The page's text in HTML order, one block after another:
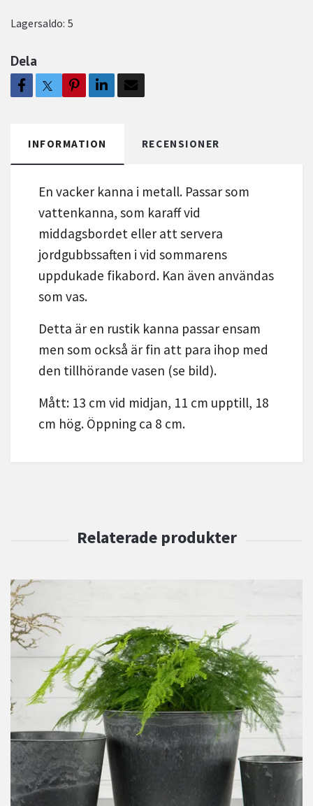
Lagersaldo: 5
Dela
INFORMATION RECENSIONER
En vacker kanna i metall. Passar som
vattenkanna, som karaff vid
middagsbordet eller att servera
jordgubbssaften i vid sommarens
uppdukade fikabord. Kan även användas
som vas.
Detta är en rustik kanna passar ensam
men som också är fin att para ihop med
den tillhörande vasen (se bild).
Mått: 13 cm vid midjan, 11 cm upptill, 18
cm hög. Öppning ca 8 cm.